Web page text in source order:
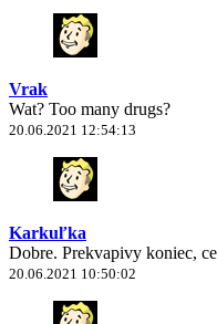
Vrak
Wat? Too many drugs?
20.06.2021 12:54:13
Karkuľka
Dobre. Prekvapivy koniec,
20.06.2021 10:50:02